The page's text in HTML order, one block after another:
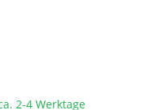
2-4 Werktage